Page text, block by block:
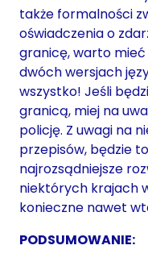
także formalności
oświadczenia o
granicę, warto
dwóch wersjach
wszystko! Jeśli
granicą, miej na
policję. Z uwagi na
przepisów, będzie
najrozsądniejsze
niektórych krajach
konieczne nawet
PODSUMOWANIE: